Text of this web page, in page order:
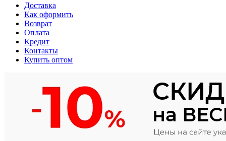
Доставка
Как оформить
Возврат
Оплата
Кредит
Контакты
Купить оптом